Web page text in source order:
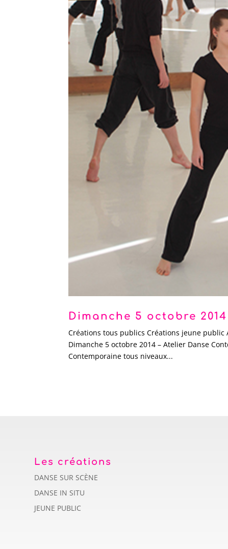
Dimanche 5 octobre
Créations tous publics Créations jeune
Dimanche 5 octobre 2014 – Atelier Danse
Contemporaine tous niveaux...
Les créations
DANSE SUR SCÈNE
DANSE IN SITU
JEUNE PUBLIC